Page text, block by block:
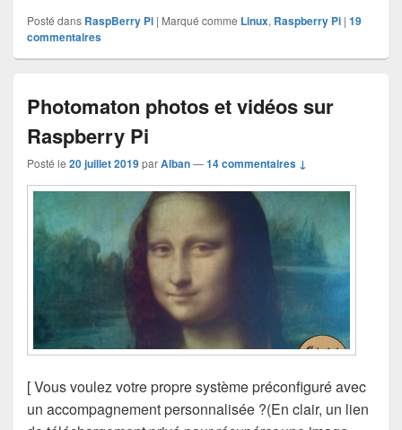
Posté dans RaspBerry Pi | Marqué comme Linux, Raspberry Pi | 19
commentaires
Photomaton photos et vidéos sur
Raspberry Pi
Posté le 20 juillet 2019parAlban—14 commentaires ↓
[ Vous voulez votre propre système préconfiguré avec
un accompagnement personnalisée ?(En clair, un lien